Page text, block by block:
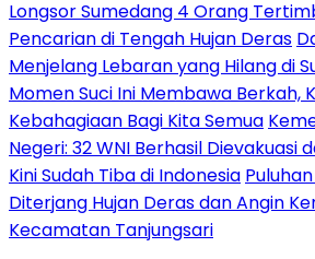
Longsor Sumedang 4 Orang
Pencarian di Tengah Hujan Deras
Menjelang Lebaran yang Hilang di
Momen Suci Ini Membawa Berkah,
Kebahagiaan Bagi Kita Semua
Negeri: 32 WNI Berhasil Dievakuasi
Kini Sudah Tiba di Indonesia
Diterjang Hujan Deras dan Angin
Kecamatan Tanjungsari